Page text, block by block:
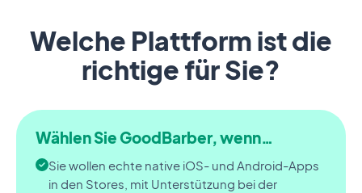
Welche Plattform ist die
richtige für Sie?
Wählen Sie GoodBarber, wenn…
Sie wollen echte native iOS- und Android-Apps
in den Stores, mit Unterstützung bei der